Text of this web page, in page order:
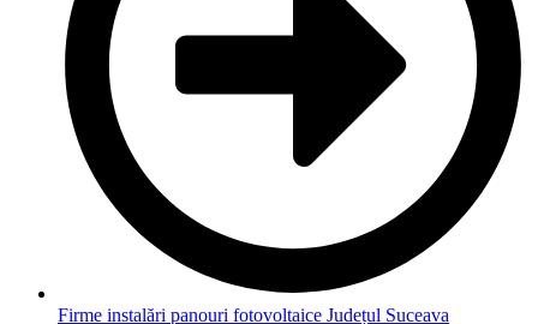
Firme instalări panouri fotovoltaice Județul Suceava